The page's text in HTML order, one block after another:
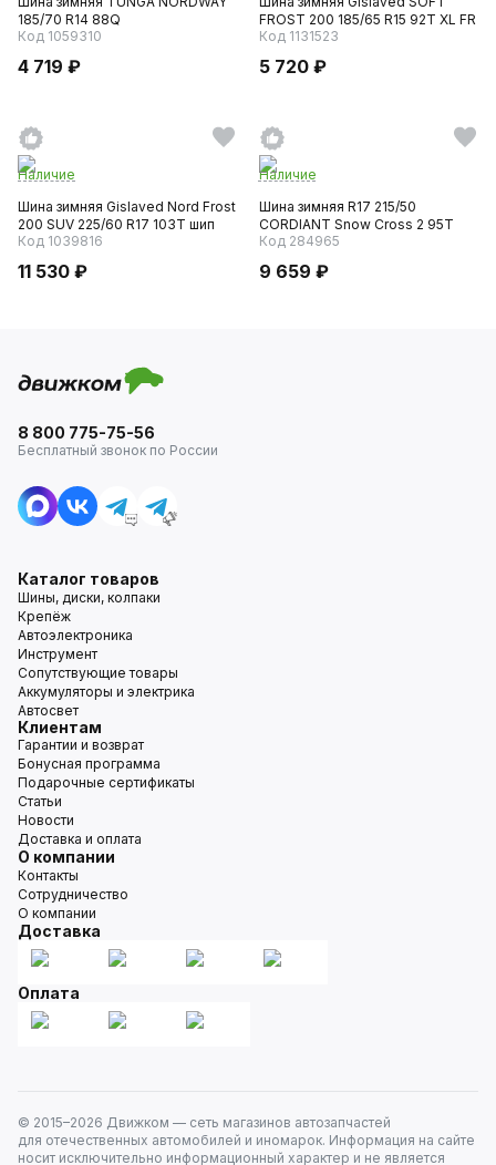
185/70 R14 88Q
Код 1059310
4 719 ₽
FROST 200 185/65 R15 92T XL FR
Код 1131523
5 720 ₽
Наличие
Шина зимняя Gislaved Nord Frost
200 SUV 225/60 R17 103T шип
Код 1039816
11 530 ₽
Наличие
Шина зимняя R17 215/50
CORDIANT Snow Cross 2 95T
Код 284965
9 659 ₽
8 800 775-75-56
Бесплатный звонок по России
Каталог товаров
Шины, диски, колпаки
Крепёж
Автоэлектроника
Инструмент
Сопутствующие товары
Аккумуляторы и электрика
Автосвет
Клиентам
Гарантии и возврат
Бонусная программа
Подарочные сертификаты
Статьи
Новости
Доставка и оплата
О компании
Контакты
Сотрудничество
О компании
Доставка
Оплата
© 2015–2026 Движком — сеть магазинов автозапчастей
для отечественных автомобилей и иномарок. Информация на сайте
носит исключительно информационный характер и не является